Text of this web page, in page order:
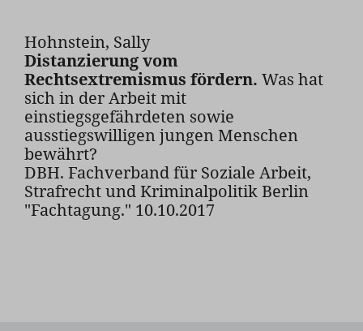
Hohnstein, Sally
Distanzierung vom
Rechtsextremismus fördern. Was hat
sich in der Arbeit mit
einstiegsgefährdeten sowie
ausstiegswilligen jungen Menschen
bewährt?
DBH. Fachverband für Soziale Arbeit,
Strafrecht und Kriminalpolitik Berlin
"Fachtagung." 10.10.2017